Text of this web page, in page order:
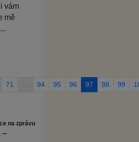
vám
mě
71 … 94 95 96 97 98 99
na zprávu
–